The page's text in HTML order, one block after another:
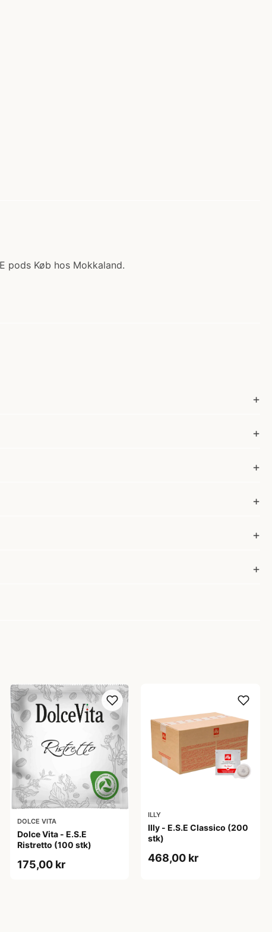
pods Køb hos Mokkaland.
DOLCE VITA
Dolce Vita - E.S.E
Ristretto (100 stk)
175,00 kr
ILLY
Illy - E.S.E Classico (200
stk)
468,00 kr